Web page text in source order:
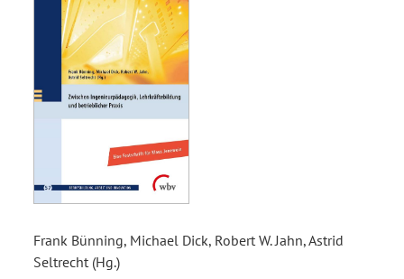
Frank Bünning, Michael Dick, Robert W. Jahn, Astrid
Seltrecht (Hg.)